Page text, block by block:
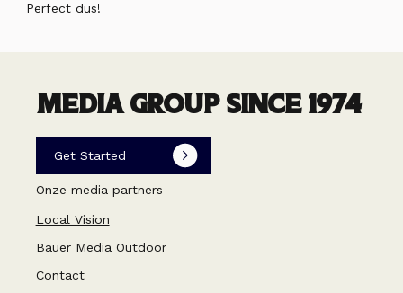
Perfect dus!
MEDIA GROUP SINCE 1974
Get Started
Onze media partners
Local Vision
Bauer Media Outdoor
Contact